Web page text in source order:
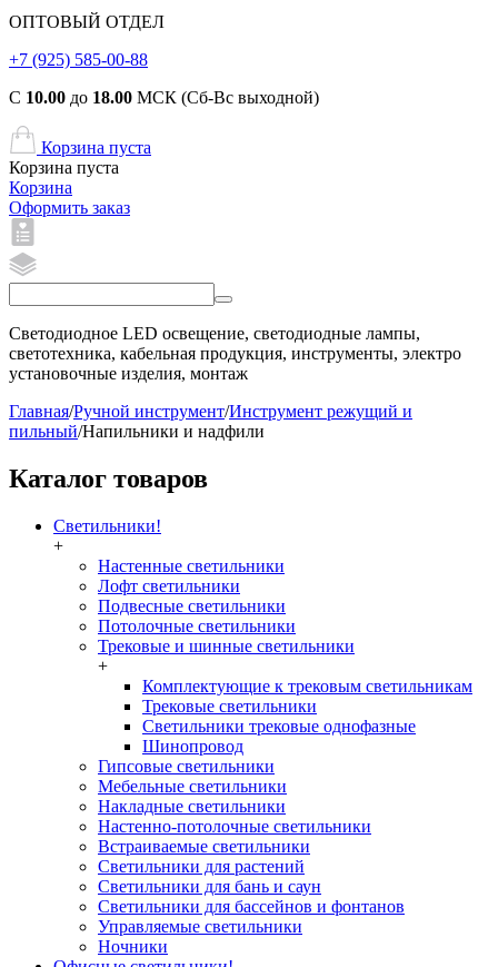
ОПТОВЫЙ ОТДЕЛ
+7 (925) 585-00-88
С 10.00 до 18.00 МСК (Сб-Вс выходной)
Корзина пуста
Корзина пуста
Корзина
Оформить заказ
Светодиодное LED освещение, светодиодные лампы,
светотехника, кабельная продукция, инструменты, электро
установочные изделия, монтаж
Главная/Ручной инструмент/Инструмент режущий и
пильный/Напильники и надфили
Каталог товаров
Светильники!
+
Настенные светильники
Лофт светильники
Подвесные светильники
Потолочные светильники
Трековые и шинные светильники
+
Комплектующие к трековым светильникам
Трековые светильники
Светильники трековые однофазные
Шинопровод
Гипсовые светильники
Мебельные светильники
Накладные светильники
Настенно-потолочные светильники
Встраиваемые светильники
Светильники для растений
Светильники для бань и саун
Светильники для бассейнов и фонтанов
Управляемые светильники
Ночники